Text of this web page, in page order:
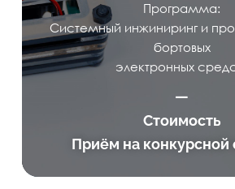
Программа:
Системный инжиниринг и
бортовых
электронных
—
Стоимость
Приём на конкурсной